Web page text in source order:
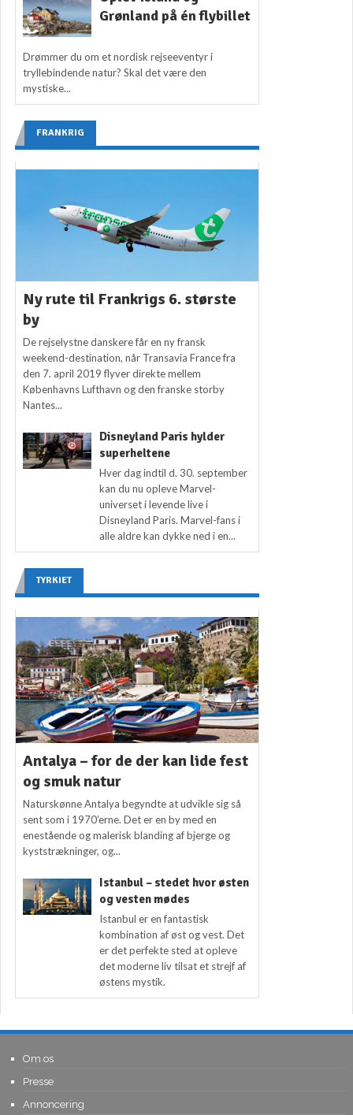
Grønland på én flybillet
Drømmer du om et nordisk rejseeventyr i
tryllebindende natur? Skal det være den
mystiske...
FRANKRIG
Ny rute til Frankrigs 6. største
by
De rejselystne danskere får en ny fransk
weekend-destination, når Transavia France fra
den 7. april 2019 flyver direkte mellem
Københavns Lufthavn og den franske storby
Nantes...
Disneyland Paris hylder
superheltene
Hver dag indtil d. 30. september
kan du nu opleve Marvel-
universet i levende live i
Disneyland Paris. Marvel-fans i
alle aldre kan dykke ned i en...
TYRKIET
Antalya – for de der kan lide fest
og smuk natur
Naturskønne Antalya begyndte at udvikle sig så
sent som i 1970’erne. Det er en by med en
enestående og malerisk blanding af bjerge og
kyststrækninger, og...
Istanbul – stedet hvor østen
og vesten mødes
Istanbul er en fantastisk
kombination af øst og vest. Det
er det perfekte sted at opleve
det moderne liv tilsat et strejf af
østens mystik.
Om os
Presse
Annoncering